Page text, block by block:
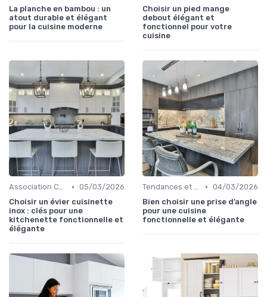
La planche en bambou : un
atout durable et élégant
pour la cuisine moderne
Choisir un pied mange
debout élégant et
fonctionnel pour votre
cuisine
Association Couleurs et Matériaux • 05/03/2026
Choisir un évier cuisinette
inox : clés pour une
kitchenette fonctionnelle et
élégante
Tendances et Nouveautés • 04/03/2026
Bien choisir une prise d’angle
pour une cuisine
fonctionnelle et élégante